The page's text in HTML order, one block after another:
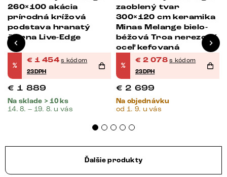
260×100 akácia
prírodná krížová
podstava hranatý
čierna Live-Edge
%
€ 1 454 s kódom
23DPH
€ 1 889
Na sklade > 10 ks
14. 8. – 19. 8. u vás
zaoblený tvar
300×120 cm keramika
Minas Melange bielo-
béžová Troa nerezová
oceľ kefovaná
%
€ 2 078 s kódom
23DPH
€ 2 699
Na objednávku
od 1. 9. u vás
Ďalšie produkty